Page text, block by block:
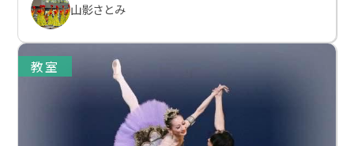
山影さとみ
教室